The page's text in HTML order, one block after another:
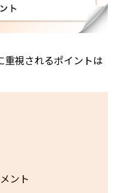
視されるポイントは
ント